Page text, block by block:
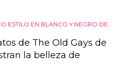
ESTILO EN BLANCO Y NEGRO DE
de The Old Gays de
la belleza de